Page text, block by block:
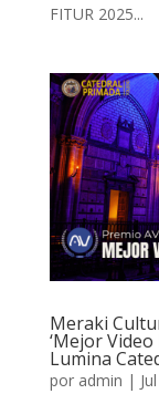
FITUR 2025...
Meraki
‘Mejor
Lumina
por admin |